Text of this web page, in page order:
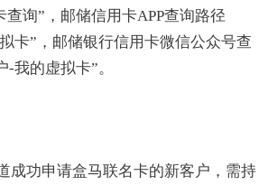
查询”，邮储信用卡APP查询路径
卡”，邮储银行信用卡微信公众号查
-我的虚拟卡”。
成功申请盒马联名卡的新客户，需持